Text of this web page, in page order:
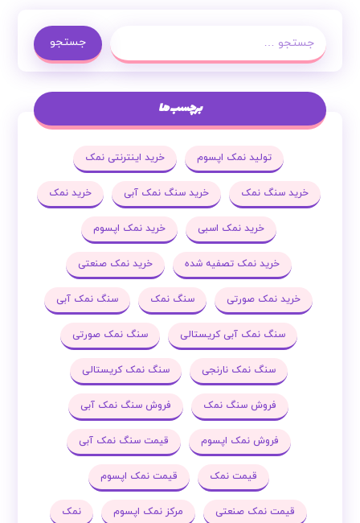
جستجو
برچسب ها
تولید نمک اپسوم خرید اینترنتی نمک
خرید سنگ نمک خرید سنگ نمک آبی خرید نمک
خرید نمک اسبی خرید نمک اپسوم
خرید نمک تصفیه شده خرید نمک صنعتی
خرید نمک صورتی سنگ نمک سنگ نمک آبی
سنگ نمک آبی کریستالی سنگ نمک صورتی
سنگ نمک نارنجی سنگ نمک کریستالی
فروش سنگ نمک فروش سنگ نمک آبی
فروش نمک اپسوم قیمت سنگ نمک آبی
قیمت نمک قیمت نمک اپسوم
قیمت نمک صنعتی مرکز نمک اپسوم نمک